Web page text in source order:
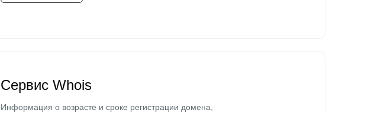
Сервис Whois
Информация о возрасте и сроке регистрации домена,